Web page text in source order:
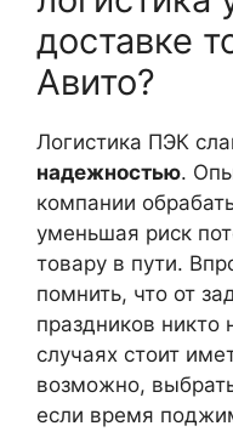
доставке
Авито?
Логистика ПЭК
надежностью.
компании
уменьшая риск
товару в пути.
помнить, что от
праздников никто
случаях стоит
возможно,
если время